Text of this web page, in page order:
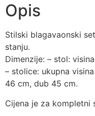
Opis
Stilski blagavaonski
stanju.
Dimenzije: – stol:
– stolice: ukupna
46 cm, dub 45 cm.
Cijena je za kompletni